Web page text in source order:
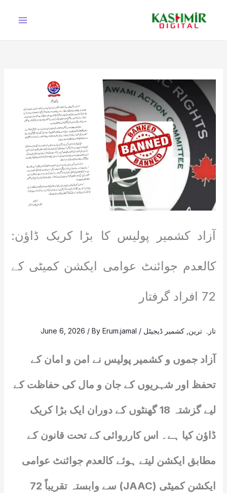
آزاد کشمیر پولیس کا بڑا کریک ڈاؤن:
کالعدم جوائنٹ عوامی ایکشن کمیٹی کے
72 افراد گرفتار
تازہ ترین کشمیر ڈیجیٹل /
June 6, 2026 / ByErum.jamal
آزاد جموں و کشمیر پولیس نے امن و امان کے
تحفظ اور شہریوں کے جان و مال کی حفاظت کے
لیے گزشتہ 18 گھنٹوں کے دوران ایک بڑا کریک
ڈاؤن کیا ہے۔ اس کارروائی کے تحت قانون کے
مطابق ایکشن لیتے ہوئے کالعدم جوائنٹ عوامی
ایکشن کمیٹی (JAAC) سے وابستہ تقریباً 72